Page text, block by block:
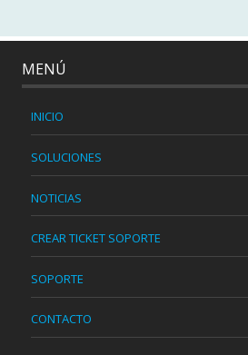
MENÚ
INICIO
SOLUCIONES
NOTICIAS
CREAR TICKET SOPORTE
SOPORTE
CONTACTO